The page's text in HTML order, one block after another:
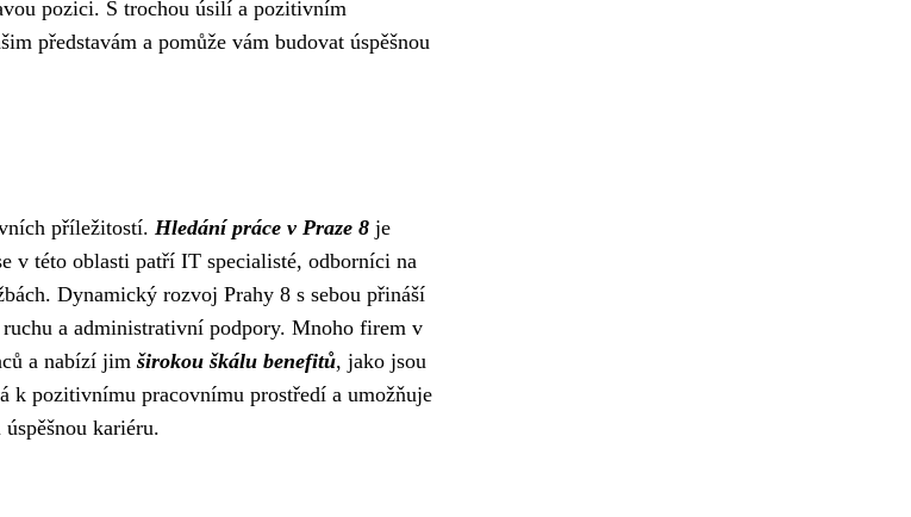
pozici. S trochou úsilí a pozitivním
představám a pomůže vám budovat úspěšnou
příležitostí. Hledání práce v Praze 8 je
v této oblasti patří IT specialisté, odborníci na
Dynamický rozvoj Prahy 8 s sebou přináší
a administrativní podpory. Mnoho firem v
a nabízí jim širokou škálu benefitů, jako jsou
k pozitivnímu pracovnímu prostředí a umožňuje
kariéru.